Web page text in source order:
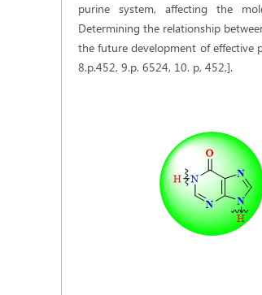
purine system, affecting the
Determining the relationship
the future development of effective
8.p.452, 9.p. 6524, 10. p, 452,].